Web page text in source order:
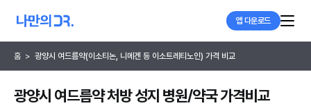
앱 다운로드
홈 > 광양시 여드름약(이소티논, 니메겐 등 이소트레티노인) 가격 비교
광양시 여드름약 처방 성지 병원/약국 가격비교